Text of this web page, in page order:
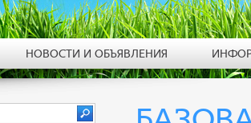
НОВОСТИ И ОБЪЯВЛЕНИЯ